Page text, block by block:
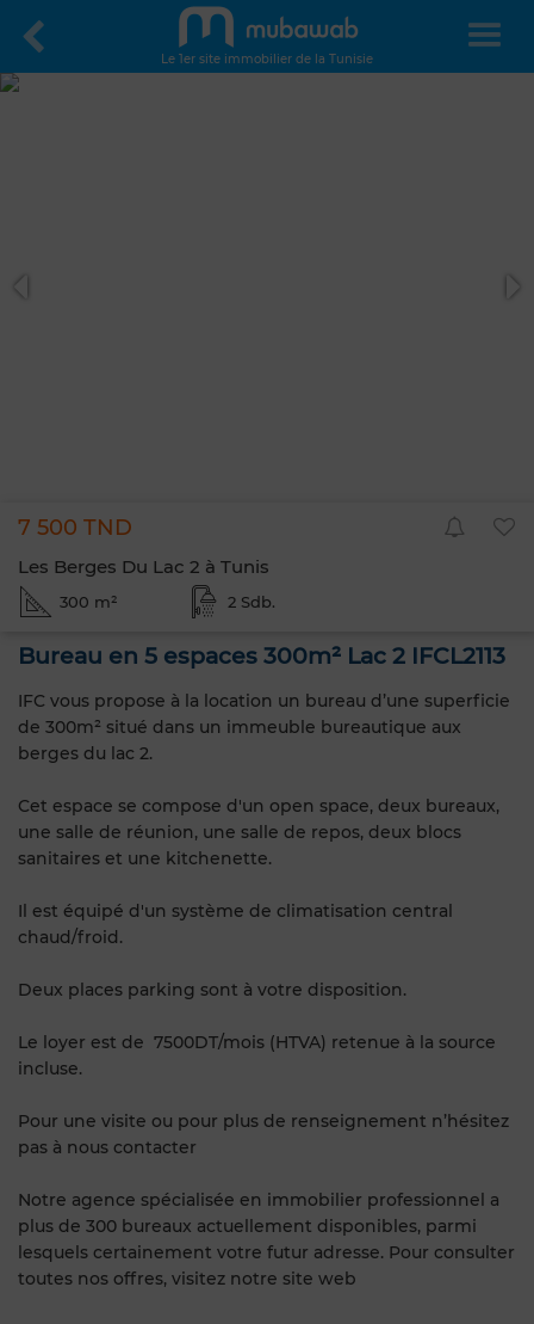
Le 1er site immobilier de la Tunisie
7 500 TND
Les Berges Du Lac 2 à Tunis
300 m² 2 Sdb.
Bureau en 5 espaces 300m² Lac 2 IFCL2113
IFC vous propose à la location un bureau d’une superficie
de 300m² situé dans un immeuble bureautique aux
berges du lac 2.
Cet espace se compose d'un open space, deux bureaux,
une salle de réunion, une salle de repos, deux blocs
sanitaires et une kitchenette.
Il est équipé d'un système de climatisation central
chaud/froid.
Deux places parking sont à votre disposition.
Le loyer est de 7500DT/mois (HTVA) retenue à la source
incluse.
Pour une visite ou pour plus de renseignement n’hésitez
pas à nous contacter
Notre agence spécialisée en immobilier professionnel a
plus de 300 bureaux actuellement disponibles, parmi
lesquels certainement votre futur adresse. Pour consulter
toutes nos offres, visitez notre site web